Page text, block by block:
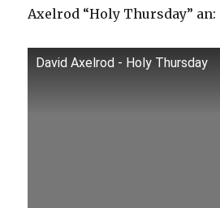
Axelrod “Holy Thursday” an:
David Axelrod - Holy Thursday